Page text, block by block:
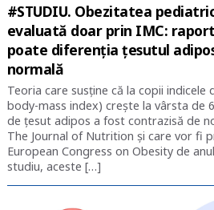
#STUDIU. Obezitatea
evaluată doar prin IMC:
poate diferenția țesutul
normală
Teoria care susține că la copii
body-mass index) crește la vârsta de
de țesut adipos a fost contrazisă de
The Journal of Nutrition și care vor fi
European Congress on Obesity de
studiu, aceste […]